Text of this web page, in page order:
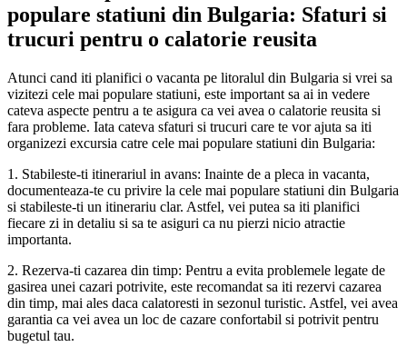
populare statiuni din Bulgaria: Sfaturi si
trucuri pentru o calatorie reusita
Atunci cand iti planifici o vacanta pe litoralul din Bulgaria si vrei sa
vizitezi cele mai populare statiuni, este important sa ai in vedere
cateva aspecte pentru a te asigura ca vei avea o calatorie reusita si
fara probleme. Iata cateva sfaturi si trucuri care te vor ajuta sa iti
organizezi excursia catre cele mai populare statiuni din Bulgaria:
1. Stabileste-ti itinerariul in avans: Inainte de a pleca in vacanta,
documenteaza-te cu privire la cele mai populare statiuni din Bulgaria
si stabileste-ti un itinerariu clar. Astfel, vei putea sa iti planifici
fiecare zi in detaliu si sa te asiguri ca nu pierzi nicio atractie
importanta.
2. Rezerva-ti cazarea din timp: Pentru a evita problemele legate de
gasirea unei cazari potrivite, este recomandat sa iti rezervi cazarea
din timp, mai ales daca calatoresti in sezonul turistic. Astfel, vei avea
garantia ca vei avea un loc de cazare confortabil si potrivit pentru
bugetul tau.